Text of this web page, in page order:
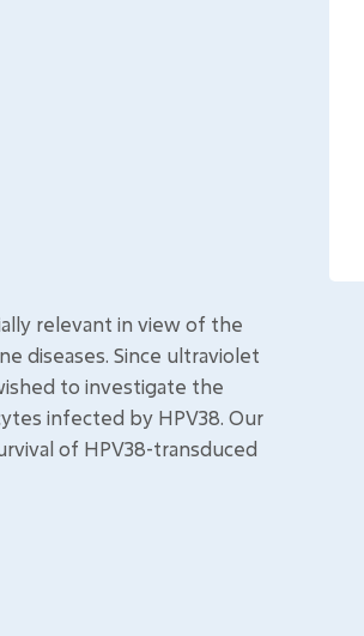
relevant in view of the
diseases. Since ultraviolet
to investigate the
infected by HPV38. Our
of HPV38-transduced